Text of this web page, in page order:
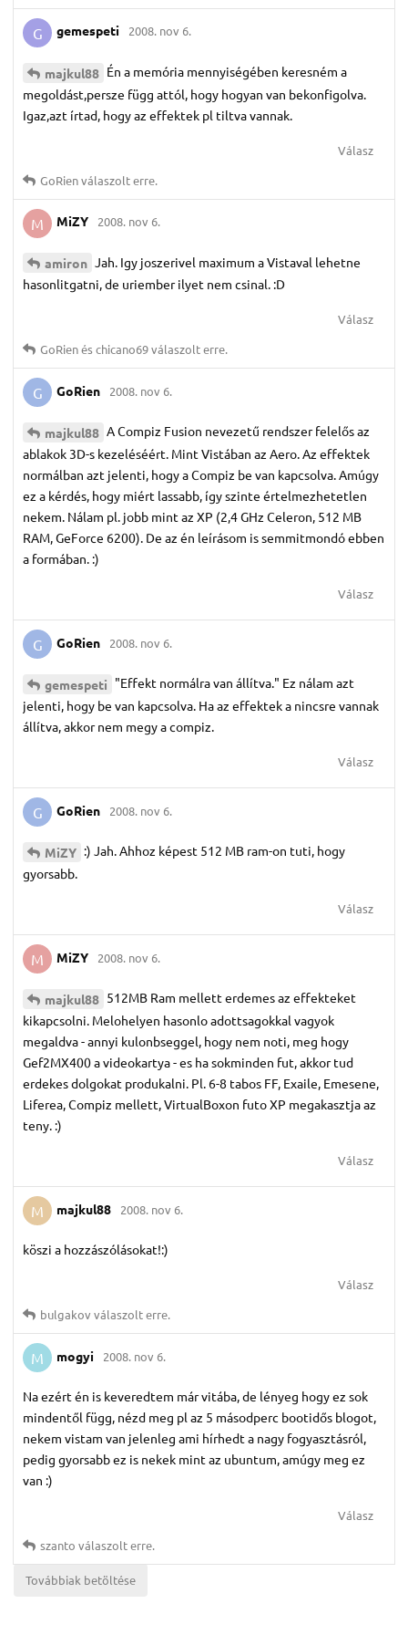
G gemespeti 2008. nov 6.
majkul88 Én a memória mennyiségében keresném a
megoldást,persze függ attól, hogy hogyan van bekonfigolva.
Igaz,azt írtad, hogy az effektek pl tiltva vannak.
Válasz
GoRienválaszolt erre.
M MiZY 2008. nov 6.
amiron
Jah. Igy joszerivel maximum a Vistaval lehetne
hasonlitgatni, de uriember ilyet nem csinal. :D
Válasz
GoRienéschicano69válaszolt erre.
G GoRien 2008. nov 6.
majkul88 A Compiz Fusion nevezetű rendszer felelős az
ablakok 3D-s kezeléséért. Mint Vistában az Aero. Az effektek
normálban azt jelenti, hogy a Compiz be van kapcsolva. Amúgy
ez a kérdés, hogy miért lassabb, így szinte értelmezhetetlen
nekem. Nálam pl. jobb mint az XP (2,4 GHz Celeron, 512 MB
RAM, GeForce 6200). De az én leírásom is semmitmondó ebben
a formában. :)
Válasz
G GoRien 2008. nov 6.
gemespeti "Effekt normálra van állítva." Ez nálam azt
jelenti, hogy be van kapcsolva. Ha az effektek a nincsre vannak
állítva, akkor nem megy a compiz.
Válasz
G GoRien 2008. nov 6.
MiZY :) Jah. Ahhoz képest 512 MB ram-on tuti, hogy
gyorsabb.
Válasz
M MiZY 2008. nov 6.
majkul88 512MB Ram mellett erdemes az effekteket
kikapcsolni. Melohelyen hasonlo adottsagokkal vagyok
megaldva - annyi kulonbseggel, hogy nem noti, meg hogy
Gef2MX400 a videokartya - es ha sokminden fut, akkor tud
erdekes dolgokat produkalni. Pl. 6-8 tabos FF, Exaile, Emesene,
Liferea, Compiz mellett, VirtualBoxon futo XP megakasztja az
teny. :)
Válasz
M majkul88 2008. nov 6.
köszi a hozzászólásokat!:)
Válasz
bulgakov válaszolt erre.
M mogyi 2008. nov 6.
Na ezért én is keveredtem már vitába, de lényeg hogy ez sok
mindentől függ, nézd meg pl az 5 másodperc bootidős blogot,
nekem vistam van jelenleg ami hírhedt a nagy fogyasztásról,
pedig gyorsabb ez is nekek mint az ubuntum, amúgy meg ez
van :)
Válasz
szanto válaszolt erre.
Továbbiak betöltése